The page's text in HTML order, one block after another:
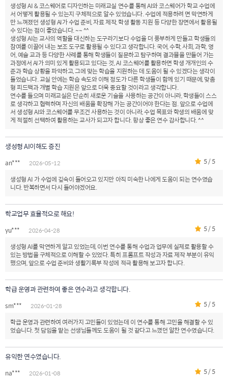
생성형 AI & 코스웨어로 디자인하는 미래교실 연수를 통해 AI와 코스웨어가 학교 수업에
서 어떻게 활용될 수 있는지 구체적으로 알수 있었습니다. 수업에 적용하려 면 막연하게
만 느껴졌던 생성형 AI가 수업 준비, 자료 제작, 학생 활동 지원 등 다양한 장면에서 활용될
수 있다는 점이 좋았습니다. ~~ ^^
생성형 AI는 교사의 역할을 대신하는 도구라기보다 수업을 더 풍부하게 만들고 학생들의
참여를 이끌어 내는 보조 도구로 활용될 수 있다고 생각합니다. 국어, 수학, 사회, 과학, 영
어, 예술 교과 등 다양한 사례를 통해 학생들이 질문하고 탐구하며 결과물을 만들어 가는
과정에서 AI가 의미 있게 활용되고 있다는 것, AI 코스웨어를 활용하면 학생 개개인의 수
준과 학습 상황을 파악하고, 그에 맞는 학습을 지원하는 데 도움이 될 수 있겠다는 생각이
들었습니다. 교실 안에는 학습 속도와 이해 정도가 다른 학생들이 함께 있기 때문에, 맞춤
형 피드백과 개별 학습 지원은 앞으로 더욱 중요할 것이라고 생각합니다.
연수를 들으며 미래교실은 단순히 새로운 기술을 사용하는 공간이 아니라, 학생들이 스스
로 생각하고 협력하며 자신의 배움을 확장해 가는 공간이어야 한다는 점. 앞으로 수업에
서 생성형 AI와 코스웨어를 무조건 사용하는 것이 아니라, 수업 목표와 학생의 배움에 맞
게 적절히 선택하여 활용하는 교사가 되고자 합니다. 항상 좋은 연수 감사합니다. ^^
생성형 AI이해도 증진
an*** 2026-05-12
5 / 5
생성형 AI 가 수업에 깊숙이 들어오고 있지만 아직 미숙한 나에게 도움이 되는 연수였습
니다. 반복하면서 다시 들어야겠어요.
학교업무 효율적으로 해요!
yu*** 2026-04-28
5 / 5
생성형 AI를 막연하게 알고 있었는데, 이번 연수를 통해 수업과 업무에 실제로 활용할 수
있는 방법을 구체적으로 이해할 수 있었다. 특히 프롬프트 작성과 자료 제작 부분이 유익
했으며, 앞으로 수업 준비와 생활기록부 작성에 적극 활용해 보고자 합니다.
학급 운영과 관련하여 좋은 연수라고 생각합니다.
sm*** 2026-01-28
5 / 5
학급 운영과 관련하여 여러가지 고민들이 있었는데 이 연수를 통해 고민을 해결할 수 있
었습니다. 첫 담임을 맡는 선생님들께도 도움이 될 것 같다고 느꼈던 알찬 연수였습니다.
유익한 연수였습니다.
na*** 2026-01-08
5 / 5